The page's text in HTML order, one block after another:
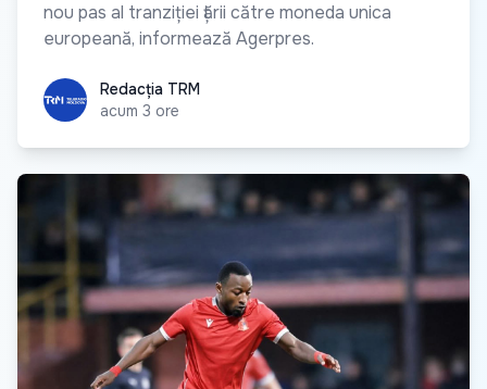
nou pas al tranziției țării către moneda unica
europeană, informează Agerpres.
Redacția TRM
Redacția TRM
acum 3 ore